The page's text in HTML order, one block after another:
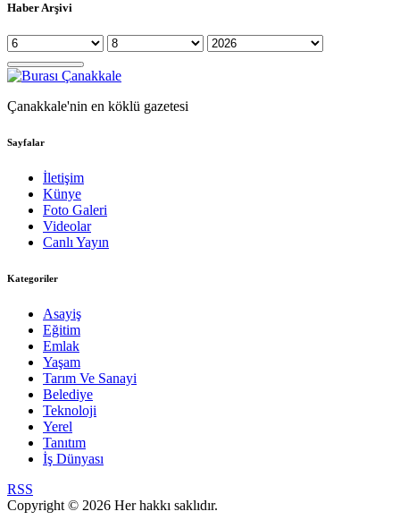
Haber Arşivi
Çanakkale'nin en köklü gazetesi
Sayfalar
İletişim
Künye
Foto Galeri
Videolar
Canlı Yayın
Kategoriler
Asayiş
Eğitim
Emlak
Yaşam
Tarım Ve Sanayi
Belediye
Teknoloji
Yerel
Tanıtım
İş Dünyası
RSS
Copyright © 2026 Her hakkı saklıdır.